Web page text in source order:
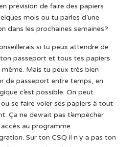
prévision de faire des papiers
mois ou tu parles d’une
dans les prochaines semaines?
si tu peux attendre de
passeport et tous tes papiers
même. Mais tu peux très bien
de passeport entre temps, en
c’est possible. On peut
se faire voler ses papiers à tout
Ça ne devrait pas t’empêcher
accès au programme
Sur ton CSQ il n’y a pas ton